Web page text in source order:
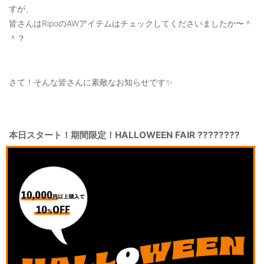
LADIES : レディース
OUTLET : アウトレット
MENS : メンズ
LADIES : レディース
新規会員登録
お買い物カゴ
すが、
皆さんはRipoのAWアイテムはチェックしてくださいましたか〜＾
＾？
さて！そんな皆さんに素敵なお知らせです✨
本日スタート！期間限定！HALLOWEEN FAIR ????????